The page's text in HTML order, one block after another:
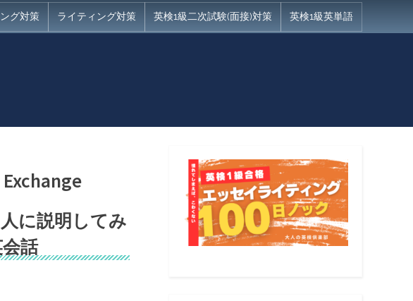
グ対策 ライティング対策 英検1級二次試験(面接)対策 英検1級英単語
に説明してみ
会話